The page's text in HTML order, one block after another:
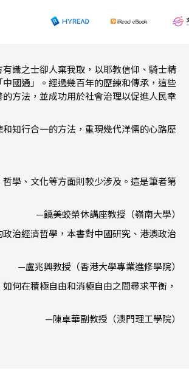
識之士卻人棄我取，以耶教信仰、騎士精
國通」。經過幾百年的歷練和傳承，這些
方法，並成功用於社會治理以促進人民幸
知行合一的方法，重現幾代洋儒的心路歷
學、文化等方面則較少涉及。這是筆者第
—饒美蛟榮休講座教授（嶺南大學）
治經濟哲學，本書對中國研究、港澳政治
—盧兆興教授（香港大學專業進修學院）
何在積極自由和消極自由之間尋求平衡，
—陳卓華副教授（澳門理工學院）